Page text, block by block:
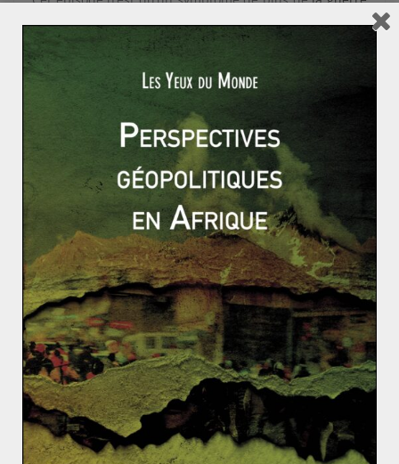
froide se déroulant entre les monarchies du Golfe
aujourd’hui
. La Tunisie étant le seul pays où le
Printemps arabe a réussi, elle représente un enjeu
majeur pour les puissances régionales. La rivalité entre
les Émirats et le Qatar se traduit par leurs soutiens
respectifs aux deux principaux partis en Tunisie : les
islamistes d’Ennahdha et le parti Nidaa Tounes qui
représente l’ancien régime. Cette situation est assez
semblable à la situation en Égypte, où les Émirats ont
soutenu le coup d’État du maréchal Sissi, tandis que le
Qatar finançait le leader islamiste renversé Mohamed
Morsi. Cette guerre froide qui ne dit pas son nom a
depuis juin dernier atteint son paroxysme lorsque les
Émirats, en compagnie de ses alliés saoudiens,
égyptiens et koweïtiens ont mis en place un embargo
sur l’émirat du Qatarqui s’est alors retrouvé esseulé et
à la recherche d’alliés dans la région, ce qui explique
son rapprochement avec l’Iran dans une géopolitique
des alliances qui commence à devenir un peu plus
claire.